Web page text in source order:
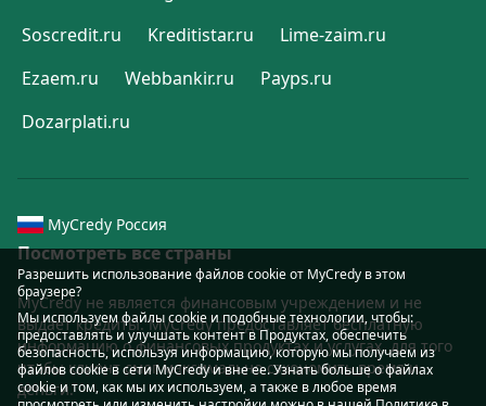
Soscredit.ru
Kreditistar.ru
Lime-zaim.ru
Ezaem.ru
Webbankir.ru
Payps.ru
Dozarplati.ru
MyCredy Россия
Посмотреть все страны
MyCredy не является финансовым учреждением и не
выдаёт кредиты. MyCredy предоставляет бесплатную
информацию о финансовых продуктах и услугах, для того
чтобы клиент смог максимально сэкономить время и
деньги.
Разрешить использование файлов cookie от MyCredy в этом
браузере?
Мы используем файлыcookie и подобные технологии, чтобы:
предоставлять и улучшать контент в Продуктах, обеспечить
безопасность, используя информацию, которую мы получаем из
файлов cookie в сети MyCredy и вне ее. Узнать больше о файлах
cookie и том, как мы их используем, а также в любое время